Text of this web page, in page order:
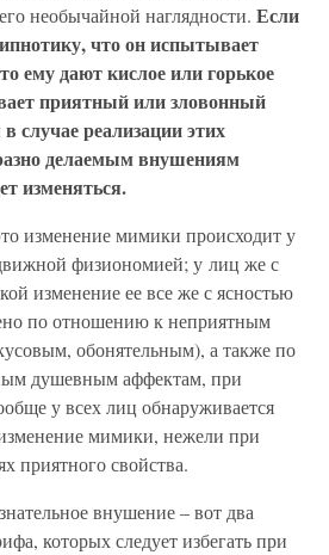
необычайной наглядности. Если
что он испытывает
ему дают кислое или горькое
приятный или зловонный
случае реализации этих
делаемым внушениям
изменяться.
изменение мимики происходит у
физиономией; у лиц же с
изменение ее все же с ясностью
по отношению к неприятным
обонятельным), а также по
душевным аффектам, при
у всех лиц обнаруживается
изменение мимики, нежели при
приятного свойства.
внушение – вот два
которых следует избегать при